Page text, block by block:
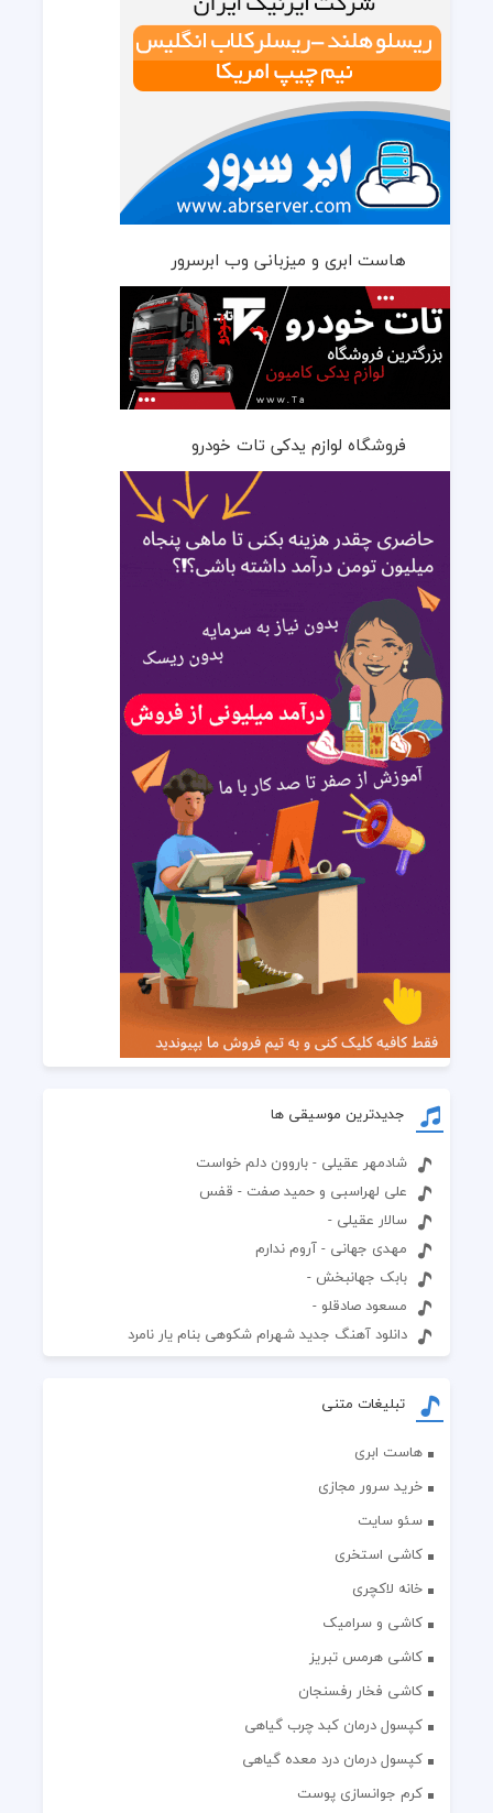
هاست ابری و میزبانی وب ابرسرور
فروشگاه لوازم یدکی تات خودرو
جدیدترین موسیقی ها
شادمهر عقیلی - باروون دلم خواست
علی لهراسبی و حمید صفت - قفس
سالار عقیلی -
مهدی جهانی - آروم ندارم
بابک جهانبخش -
مسعود صادقلو -
دانلود آهنگ جدید شهرام شکوهی بنام یار نامرد
تبلیغات متنی
هاست ابری
خرید سرور مجازی
سئو سایت
کاشی استخری
خانه لاکچری
کاشی و سرامیک
کاشی هرمس تبریز
کاشی فخار رفسنجان
کپسول درمان کبد چرب گیاهی
کپسول درمان درد معده گیاهی
کرم جوانسازی پوست